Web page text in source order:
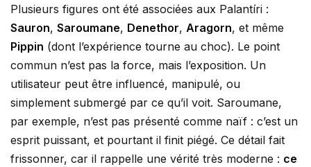
Plusieurs figures ont été associées aux Palantíri :
Sauron, Saroumane, Denethor, Aragorn, et même
Pippin (dont l’expérience tourne au choc). Le point
commun n’est pas la force, mais l’exposition. Un
utilisateur peut être influencé, manipulé, ou
simplement submergé par ce qu’il voit. Saroumane,
par exemple, n’est pas présenté comme naïf : c’est un
esprit puissant, et pourtant il finit piégé. Ce détail fait
frissonner, car il rappelle une vérité très moderne : ce